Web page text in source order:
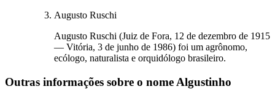
Augusto Ruschi
Augusto Ruschi (Juiz de Fora, 12 de dezembro de 1915
— Vitória, 3 de junho de 1986) foi um agrônomo,
ecólogo, naturalista e orquidólogo brasileiro.
Outras informações sobre o nome Algustinho